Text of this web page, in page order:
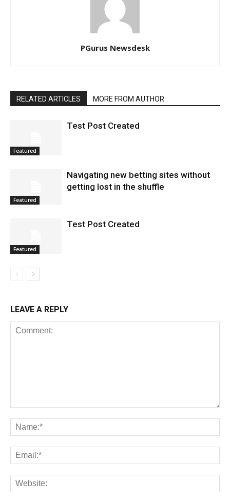
PGurus Newsdesk
RELATED ARTICLES MORE FROM AUTHOR
Featured
Test Post Created
Featured
Navigating new betting sites without
getting lost in the shuffle
Featured
Test Post Created
LEAVE A REPLY